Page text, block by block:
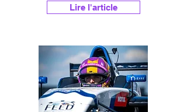
Lire l'article